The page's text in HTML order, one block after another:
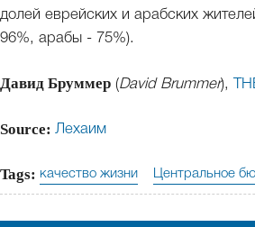
долей еврейских и арабских
96%, арабы - 75%).
Давид Бруммер (David Brummer),
Source: Лехаим
Tags: качество жизни Центральное